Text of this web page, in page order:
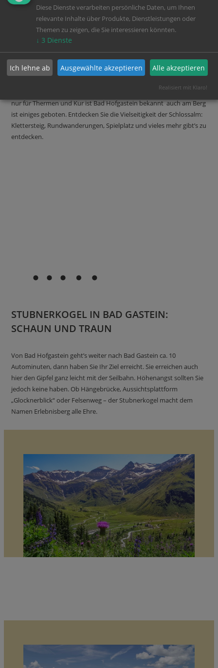
SCHLOSSALM IN BAD HOFGASTEIN:
ENTDECKE DICH IN FELS UND STEIN
Nach 15 minütiger Autofahrt erreichen Sie Bad Hofgastein. Nicht
nur für Thermen und Kur ist Bad Hofgastein bekannt auch am Berg
ist einiges geboten. Entdecken Sie die Vielseitigkeit der Schlossalm:
Klettersteig, Rundwanderungen, Spielplatz und vieles mehr gibt’s zu
entdecken.
STUBNERKOGEL IN BAD GASTEIN:
SCHAUN UND TRAUN
Von Bad Hofgastein geht’s weiter nach Bad Gastein ca. 10
Autominuten, dann haben Sie Ihr Ziel erreicht. Sie erreichen auch
hier den Gipfel ganz leicht mit der Seilbahn. Höhenangst sollten Sie
jedoch keine haben. Ob Hängebrücke, Aussichtsplattform
„Glocknerblick“ oder Felsenweg – der Stubnerkogel macht dem
Namen Erlebnisberg alle Ehre.
Diese Dienste verarbeiten persönliche Daten, um Ihnen
relevante Inhalte über Produkte, Dienstleistungen oder
Themen zu zeigen, die Sie interessieren könnten.
↓ 3 Dienste
Ich lehne ab Ausgewählte akzeptieren Alle akzeptieren
Realisiert mit Klaro!